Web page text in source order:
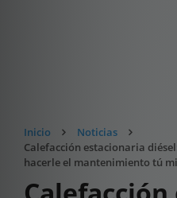
Inicio
Noticias
Calefacción estacionaria
hacerle el mantenimiento tú